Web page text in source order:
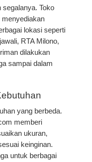
segalanya.Toko
menyediakan
lokasi seperti
RTA Milono,
dilakukan
sampai dalam
yang berbeda.
memberi
ukuran,
keinginan.
untuk berbagai